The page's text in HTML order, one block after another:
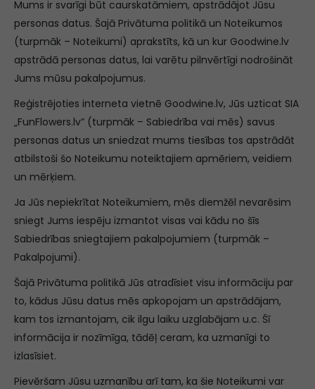
Mums ir svarīgi būt caurskatāmiem, apstrādājot Jūsu
personas datus. Šajā Privātuma politikā un Noteikumos
(turpmāk – Noteikumi) aprakstīts, kā un kur Goodwine.lv
apstrādā personas datus, lai varētu pilnvērtīgi nodrošināt
Jums mūsu pakalpojumus.
Reģistrējoties interneta vietnē Goodwine.lv, Jūs uzticat SIA
„FunFlowers.lv” (turpmāk – Sabiedrība vai mēs) savus
personas datus un sniedzat mums tiesības tos apstrādāt
atbilstoši šo Noteikumu noteiktajiem apmēriem, veidiem
un mērķiem.
Ja Jūs nepiekrītat Noteikumiem, mēs diemžēl nevarēsim
sniegt Jums iespēju izmantot visas vai kādu no šīs
Sabiedrības sniegtajiem pakalpojumiem (turpmāk –
Pakalpojumi).
Šajā Privātuma politikā Jūs atradīsiet visu informāciju par
to, kādus Jūsu datus mēs apkopojam un apstrādājam,
kam tos izmantojam, cik ilgu laiku uzglabājam u.c. Šī
informācija ir nozīmīga, tādēļ ceram, ka uzmanīgi to
izlasīsiet.
Pievēršam Jūsu uzmanību arī tam, ka šie Noteikumi var